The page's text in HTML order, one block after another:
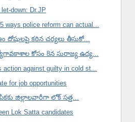
down: Dr.JP
ways police reform can actual...
దోషులపై కఠిన చర్యలు తీసుకో...
కోసం 8న సురాజ్య ఉద్య...
action against guilty in cold st...
for job opportunities
జిల్లాలవారీగా లోక్ సత్త...
Lok Satta candidates